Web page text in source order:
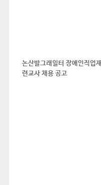
논산발그래일터 장애인직업
련교사 채용 공고